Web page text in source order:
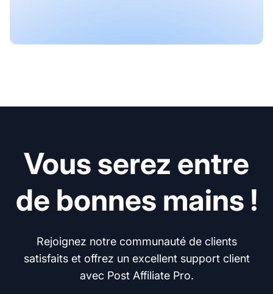
Vous serez entre
de bonnes mains !
Rejoignez notre communauté de clients
satisfaits et offrez un excellent support client
avec Post Affiliate Pro.